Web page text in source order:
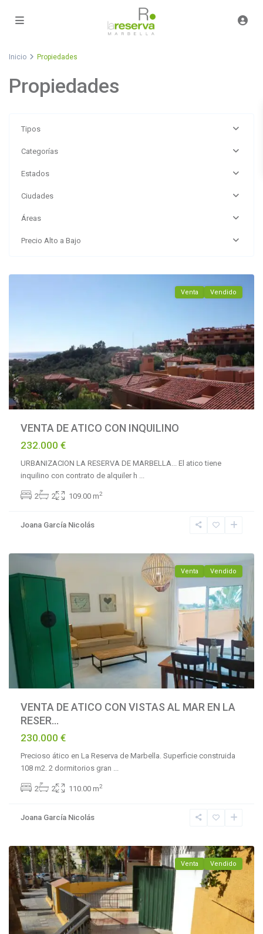
Inicio Propiedades
Propiedades
Tipos
Categorías
Estados
Ciudades
Áreas
Precio Alto a Bajo
Reserva
de
Venta Vendido
VENTA DE ATICO CON INQUILINO
232.000 €
URBANIZACION LA RESERVA DE MARBELLA... El atico tiene
inquilino con contrato de alquiler h ...
2 2 109.00 m2
Joana García Nicolás
Reserva
Marbella,
Venta Vendido
VENTA DE ATICO CON VISTAS AL MAR EN LA
RESER...
230.000 €
Precioso ático en La Reserva de Marbella. Superficie construida
108 m2. 2 dormitorios gran ...
2 2 110.00 m2
Joana García Nicolás
Costa,
Venta Vendido